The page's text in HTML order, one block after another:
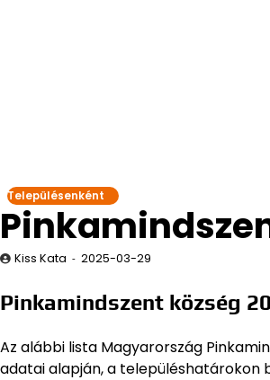
Településenként
Kiss Kata 2025-03-29
Pinkamindszent község
Az alábbi lista Magyarország
adatai alapján,a településhatárokon